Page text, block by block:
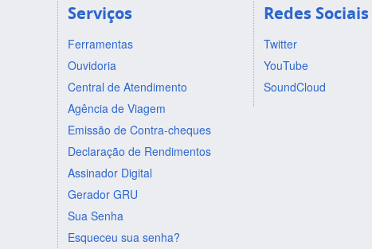
Serviços
Ferramentas
Ouvidoria
Central de Atendimento
Agência de Viagem
Emissão de Contra-cheques
Declaração de Rendimentos
Assinador Digital
Gerador GRU
Sua Senha
Esqueceu sua senha?
Redes Sociais
Twitter
YouTube
SoundCloud